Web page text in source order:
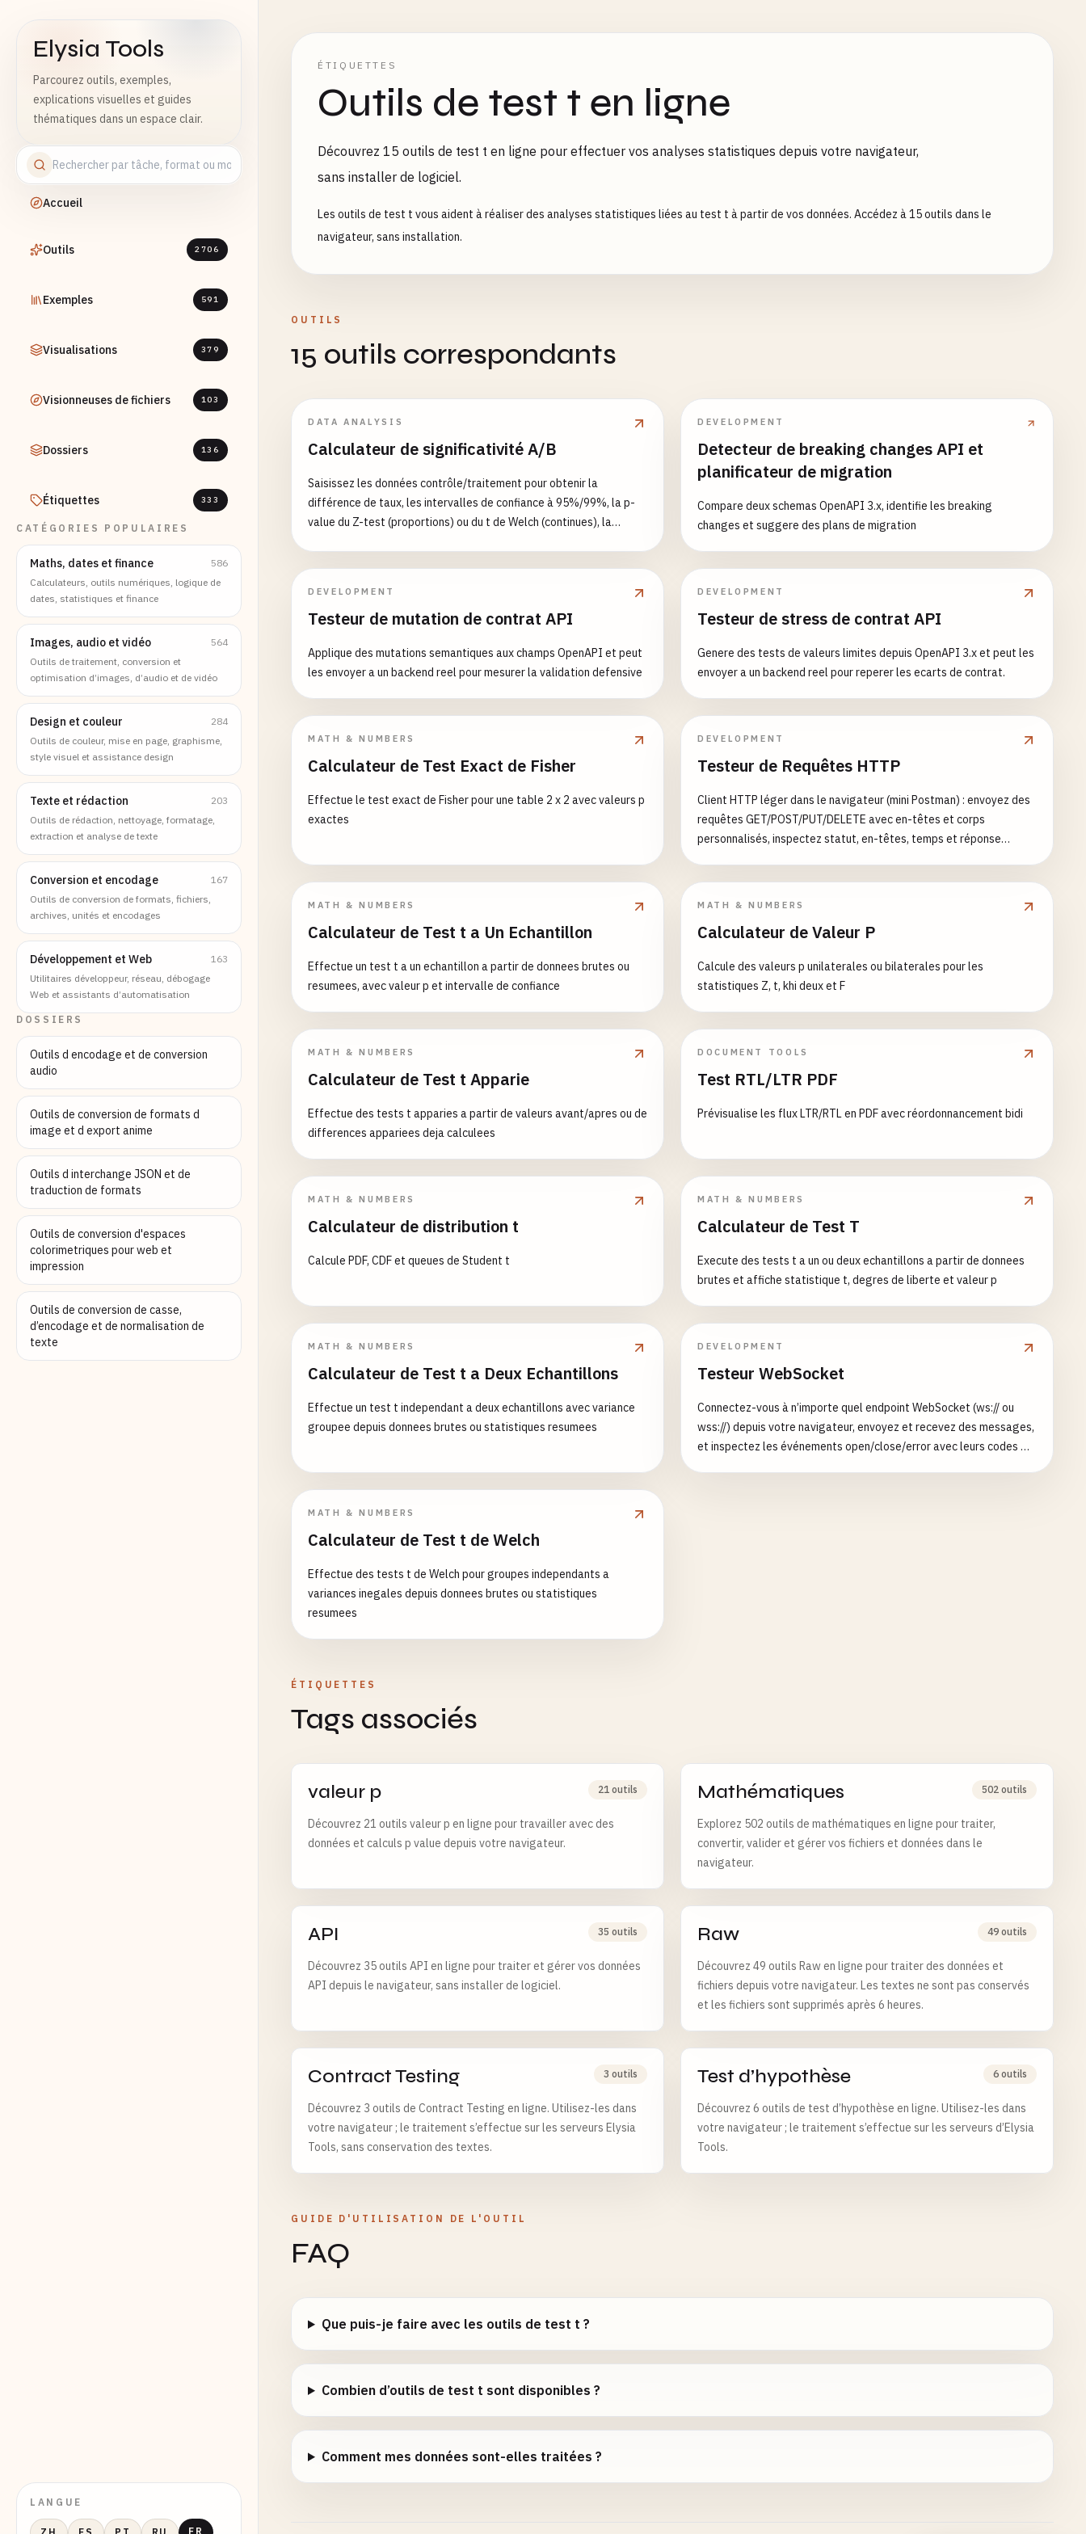
Elysia Tools
Parcourez outils, exemples,
explications visuelles et guides
thématiques dans un espace clair.
Accueil
Outils 2706
Exemples 591
Visualisations 379
Visionneuses de fichiers 103
Dossiers 136
Étiquettes 333
CATÉGORIES POPULAIRES
Maths, dates et finance
586
Calculateurs, outils numériques, logique de
dates, statistiques et finance
Images, audio et vidéo
564
Outils de traitement, conversion et
optimisation d’images, d’audio et de vidéo
Design et couleur
284
Outils de couleur, mise en page, graphisme,
style visuel et assistance design
Texte et rédaction
203
Outils de rédaction, nettoyage, formatage,
extraction et analyse de texte
Conversion et encodage
167
Outils de conversion de formats, fichiers,
archives, unités et encodages
Développement et Web
163
Utilitaires développeur, réseau, débogage
Web et assistants d’automatisation
DOSSIERS
Outils d encodage et de conversion
audio
Outils de conversion de formats d
image et d export anime
Outils d interchange JSON et de
traduction de formats
Outils de conversion d'espaces
colorimetriques pour web et
impression
Outils de conversion de casse,
d’encodage et de normalisation de
texte
LANGUE
FR
ÉTIQUETTES
Outils de test t en ligne
Découvrez 15 outils de test t en ligne pour effectuer vos analyses statistiques depuis votre navigateur,
sans installer de logiciel.
Les outils de test t vous aident à réaliser des analyses statistiques liées au test t à partir de vos données. Accédez à 15 outils dans le
navigateur, sans installation.
OUTILS
15 outils correspondants
DATA ANALYSIS
Calculateur de significativité A/B
Saisissez les données contrôle/traitement pour obtenir la
différence de taux, les intervalles de confiance à 95%/99%, la p-
value du Z-test (proportions) ou du t de Welch (continues), la
DEVELOPMENT
Detecteur de breaking changes API et
planificateur de migration
Compare deux schemas OpenAPI 3.x, identifie les breaking
changes et suggere des plans de migration
DEVELOPMENT
Testeur de mutation de contrat API
Applique des mutations semantiques aux champs OpenAPI et peut
les envoyer a un backend reel pour mesurer la validation defensive
DEVELOPMENT
Testeur de stress de contrat API
Genere des tests de valeurs limites depuis OpenAPI 3.x et peut les
envoyer a un backend reel pour reperer les ecarts de contrat.
MATH & NUMBERS
Calculateur de Test Exact de Fisher
Effectue le test exact de Fisher pour une table 2 x 2 avec valeurs p
exactes
DEVELOPMENT
Testeur de Requêtes HTTP
Client HTTP léger dans le navigateur (mini Postman) : envoyez des
requêtes GET/POST/PUT/DELETE avec en-têtes et corps
personnalisés, inspectez statut, en-têtes, temps et réponse
MATH & NUMBERS
Calculateur de Test t a Un Echantillon
Effectue un test t a un echantillon a partir de donnees brutes ou
resumees, avec valeur p et intervalle de confiance
MATH & NUMBERS
Calculateur de Valeur P
Calcule des valeurs p unilaterales ou bilaterales pour les
statistiques Z, t, khi deux et F
MATH & NUMBERS
Calculateur de Test t Apparie
Effectue des tests t apparies a partir de valeurs avant/apres ou de
differences appariees deja calculees
DOCUMENT TOOLS
Test RTL/LTR PDF
Prévisualise les flux LTR/RTL en PDF avec réordonnancement bidi
MATH & NUMBERS
Calculateur de distribution t
Calcule PDF, CDF et queues de Student t
MATH & NUMBERS
Calculateur de Test T
Execute des tests t a un ou deux echantillons a partir de donnees
brutes et affiche statistique t, degres de liberte et valeur p
MATH & NUMBERS
Calculateur de Test t a Deux Echantillons
Effectue un test t independant a deux echantillons avec variance
groupee depuis donnees brutes ou statistiques resumees
DEVELOPMENT
Testeur WebSocket
Connectez-vous à n’importe quel endpoint WebSocket (ws:// ou
wss://) depuis votre navigateur, envoyez et recevez des messages,
et inspectez les événements open/close/error avec leurs codes —
MATH & NUMBERS
Calculateur de Test t de Welch
Effectue des tests t de Welch pour groupes independants a
variances inegales depuis donnees brutes ou statistiques
resumees
ÉTIQUETTES
Tags associés
valeur p 21 outils
Découvrez 21 outils valeur p en ligne pour travailler avec des
données et calculs p value depuis votre navigateur.
Mathématiques 502 outils
Explorez 502 outils de mathématiques en ligne pour traiter,
convertir, valider et gérer vos fichiers et données dans le
navigateur.
API 35 outils
Découvrez 35 outils API en ligne pour traiter et gérer vos données
API depuis le navigateur, sans installer de logiciel.
Raw 49 outils
Découvrez 49 outils Raw en ligne pour traiter des données et
fichiers depuis votre navigateur. Les textes ne sont pas conservés
et les fichiers sont supprimés après 6 heures.
Contract Testing 3 outils
Découvrez 3 outils de Contract Testing en ligne. Utilisez-les dans
votre navigateur ; le traitement s’effectue sur les serveurs Elysia
Tools, sans conservation des textes.
Test d’hypothèse 6 outils
Découvrez 6 outils de test d’hypothèse en ligne. Utilisez-les dans
votre navigateur ; le traitement s’effectue sur les serveurs d’Elysia
Tools.
GUIDE D'UTILISATION DE L'OUTIL
FAQ
Que puis-je faire avec les outils de test t ?
Combien d’outils de test t sont disponibles ?
Comment mes données sont-elles traitées ?